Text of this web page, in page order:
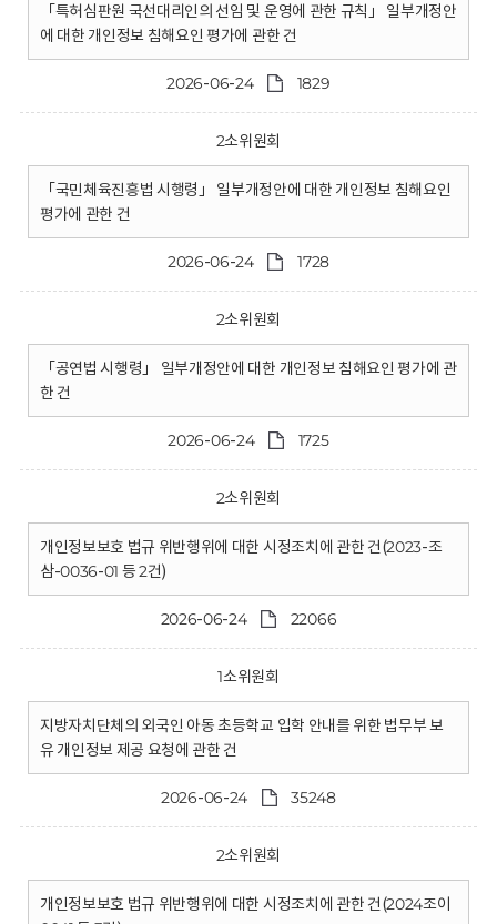
「특허심판원 국선대리인의 선임 및 운영에 관한 규칙」 일부개정안
에 대한 개인정보 침해요인 평가에 관한 건
2026-06-24 1829
2소위원회
「국민체육진흥법 시행령」 일부개정안에 대한 개인정보 침해요인
평가에 관한 건
2026-06-24 1728
2소위원회
「공연법 시행령」 일부개정안에 대한 개인정보 침해요인 평가에 관
한 건
2026-06-24 1725
2소위원회
개인정보보호 법규 위반행위에 대한 시정조치에 관한 건(2023-조
삼-0036-01 등 2건)
2026-06-24 22066
1소위원회
지방자치단체의 외국인 아동 초등학교 입학 안내를 위한 법무부 보
유 개인정보 제공 요청에 관한 건
2026-06-24 35248
2소위원회
개인정보보호 법규 위반행위에 대한 시정조치에 관한 건(2024조이